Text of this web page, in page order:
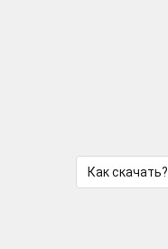
Как скачать?